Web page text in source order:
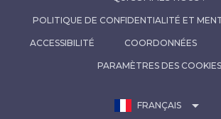
POLITIQUE DE CONFIDENTIALITÉ ET
ACCESSIBILITÉ COORDONNÉES
PARAMÈTRES DES COOKIES
FRANÇAIS arrow_drop_down